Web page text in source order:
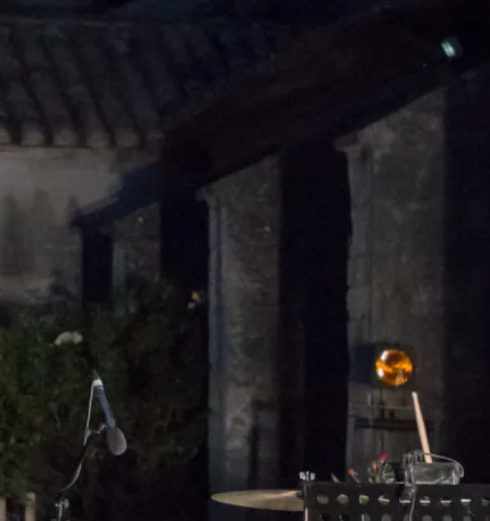
Avec le soutien du Manège - Scène Nationale de
Maubeuge, MC93 - Maison de la Culture de Seine-Saint-
Villeneuve-les-Avignon juillet 2021.